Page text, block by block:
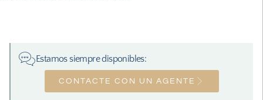
Estamos siempre disponibles:
CONTACTE CON UN AGENTE